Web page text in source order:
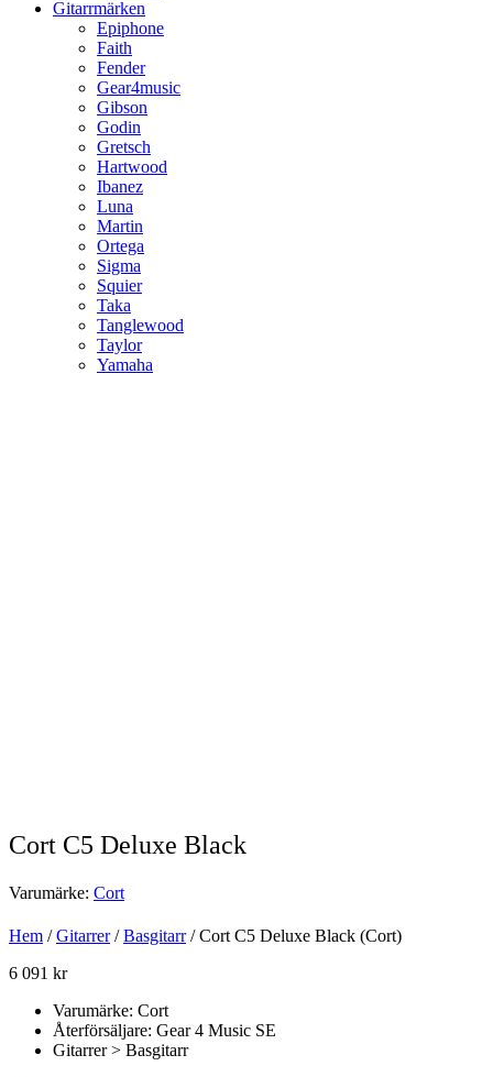
Gitarrmärken
Epiphone
Faith
Fender
Gear4music
Gibson
Godin
Gretsch
Hartwood
Ibanez
Luna
Martin
Ortega
Sigma
Squier
Taka
Tanglewood
Taylor
Yamaha
Cort C5 Deluxe Black
Varumärke: Cort
Hem /Gitarrer/Basgitarr/ Cort C5 Deluxe Black (Cort)
6 091 kr
Varumärke: Cort
Återförsäljare: Gear 4 Music SE
Gitarrer > Basgitarr